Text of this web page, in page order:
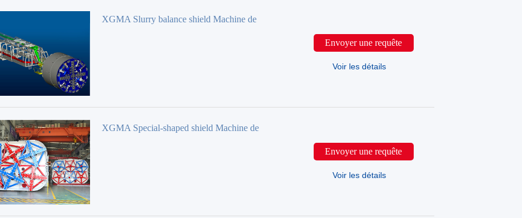
XGMA Slurry balance shield Machine de
Envoyer une requête
Voir les détails
XGMA Special-shaped shield Machine de
Envoyer une requête
Voir les détails